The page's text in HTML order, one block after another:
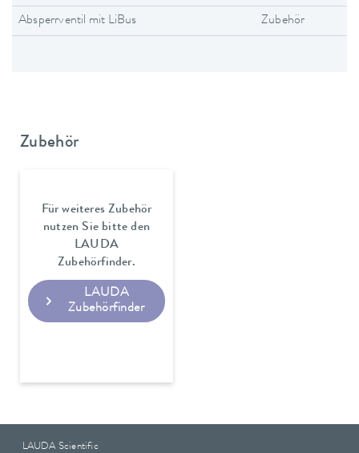
Absperrventil mit LiBus Zubehör
Zubehör
Für weiteres Zubehör
nutzen Sie bitte den
LAUDA
Zubehörfinder.
LAUDA
Zubehörfinder
LAUDA Scientific